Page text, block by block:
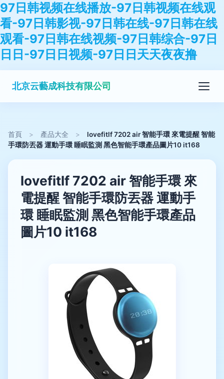
97日韩视频在线播放-97日韩视频在线观
看-97日韩影视-97日韩在线-97日韩在线
观看-97日韩在线视频-97日韩综合-97日
日日-97日日视频-97日日天天夜夜撸
北京云藝成科技有限公司
首頁 > 產品大全 >
lovefitlf 7202 air 智能手環 來電提醒 智能
手環防丟器 運動手環 睡眠監測 黑色智能手環產品圖片10 it168
lovefitlf 7202 air 智能手環 來
電提醒 智能手環防丟器 運動手
環 睡眠監測 黑色智能手環產品
圖片10 it168